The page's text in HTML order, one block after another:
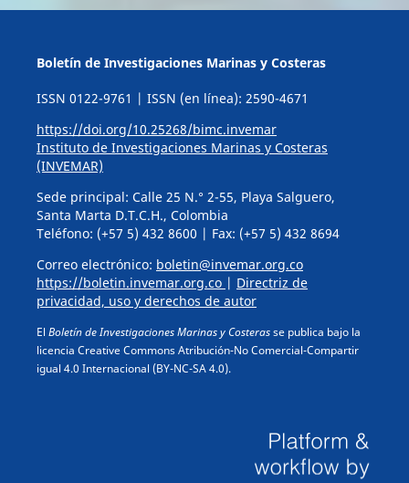
Boletín de Investigaciones Marinas y Costeras
ISSN 0122-9761 | ISSN (en línea): 2590-4671
https://doi.org/10.25268/bimc.invemar
Instituto de Investigaciones Marinas y Costeras
(INVEMAR)
Sede principal: Calle 25 N.° 2-55, Playa Salguero,
Santa Marta D.T.C.H., Colombia
Teléfono: (+57 5) 432 8600 | Fax: (+57 5) 432 8694
Correo electrónico: boletin@invemar.org.co
https://boletin.invemar.org.co | Directriz de
privacidad, uso y derechos de autor
El Boletín de Investigaciones Marinas y Costerasse publica bajo la
licencia Creative Commons Atribución-No Comercial-Compartir
igual 4.0 Internacional (BY-NC-SA 4.0).